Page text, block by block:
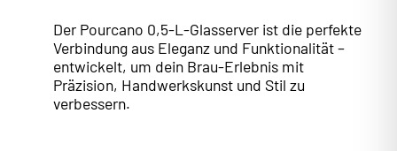
Der Pourcano 0,5-L-Glasserver ist die perfekte
Verbindung aus Eleganz und Funktionalität –
entwickelt, um dein Brau-Erlebnis mit
Präzision, Handwerkskunst und Stil zu
verbessern.